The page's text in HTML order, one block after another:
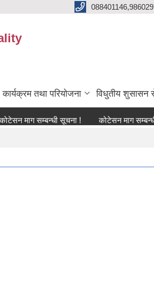
कार्यक्रम तथा परियोजना विधुतीय शुसासन
सम्बन्धी सूचना ! कोटेसन माग सम्बन्धी सूचना